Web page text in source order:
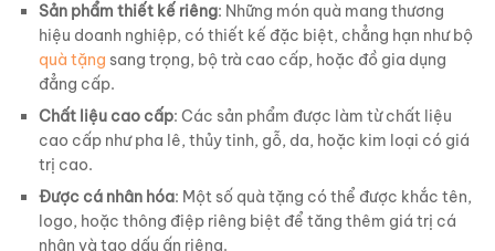
Sản phẩm thiết kế riêng: Những món quà mang thương
hiệu doanh nghiệp, có thiết kế đặc biệt, chẳng hạn như bộ
quà tặng sang trọng, bộ trà cao cấp, hoặc đồ gia dụng
đẳng cấp.
Chất liệu cao cấp: Các sản phẩm được làm từ chất liệu
cao cấp như pha lê, thủy tinh, gỗ, da, hoặc kim loại có giá
trị cao.
Được cá nhân hóa: Một số quà tặng có thể được khắc tên,
logo, hoặc thông điệp riêng biệt để tăng thêm giá trị cá
nhân và tạo dấu ấn riêng.